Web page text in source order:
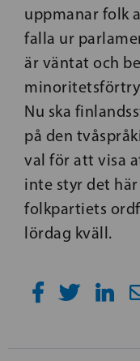
uppmanar folk
falla ur
är väntat och
Nu ska
på den
val för att visa
inte styr det här
folkpartiets
lördag kväll.